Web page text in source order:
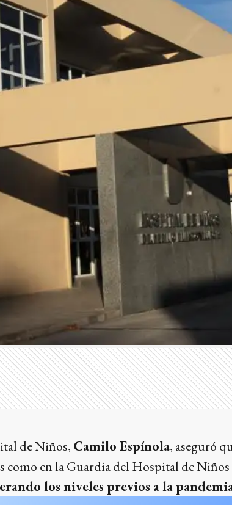
de Niños, Camilo Espínola, aseguró
como en la Guardia del Hospital de
los niveles previos a la